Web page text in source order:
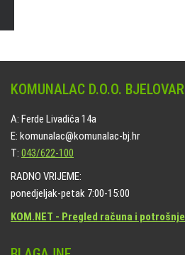
KOMUNALAC D.O.O. BJELOVAR
A: Ferde Livadića 14a
E: komunalac@komunalac-bj.hr
T: 043/622-100
RADNO VRIJEME:
ponedjeljak-petak 7:00-15:00
KOM.NET - Pregled računa i potrošnje